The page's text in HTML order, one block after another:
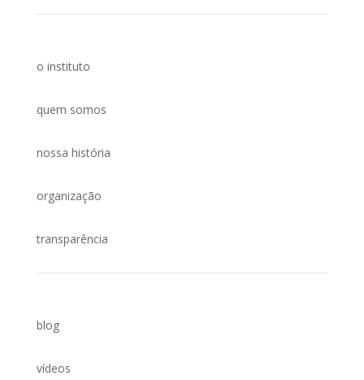
o instituto
quem somos
nossa história
organização
transparência
blog
vídeos